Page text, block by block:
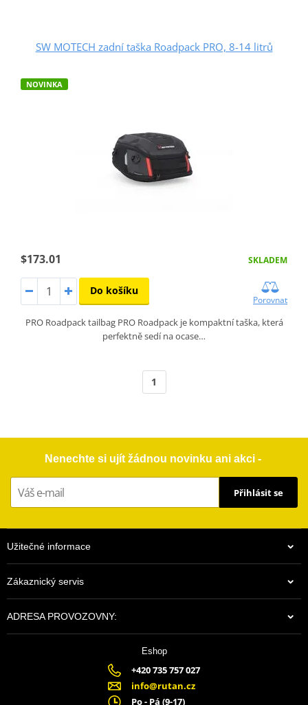
SW MOTECH zadní taška Roadpack PRO, 8-14 litrů
NOVINKA
$173.01 SKLADEM
Do košíku
Porovnat
PRO Roadpack tailbag PRO Roadpack je kompaktní taška, která
perfektně sedí na ocase…
1
Nenechte si ujít žádnou novinku ani akci -
Přihlásit se
Užitečné informace
Zákaznický servis
ADRESA PROVOZOVNY:
Eshop
+420 735 757 027
info@rutan.cz
Po - Pá (9-17)